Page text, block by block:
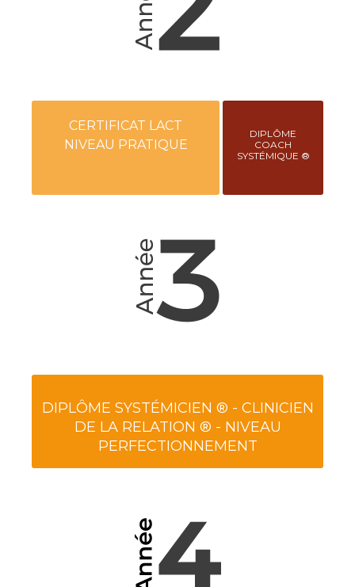
CERTIFICAT LACT
NIVEAU PRATIQUE
DIPLÔME
COACH
SYSTÉMIQUE ®
DIPLÔME SYSTÉMICIEN ® - CLINICIEN
DE LA RELATION ® - NIVEAU
PERFECTIONNEMENT